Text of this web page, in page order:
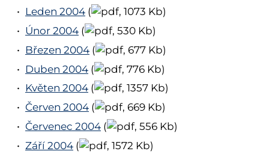
Leden 2004(
, 1073 Kb)
Únor 2004(
, 530 Kb)
Březen 2004(
, 677 Kb)
Duben 2004(
, 776 Kb)
Květen 2004(
, 1357 Kb)
Červen 2004(
, 669 Kb)
Červenec 2004(
, 556 Kb)
Září 2004(
, 1572 Kb)